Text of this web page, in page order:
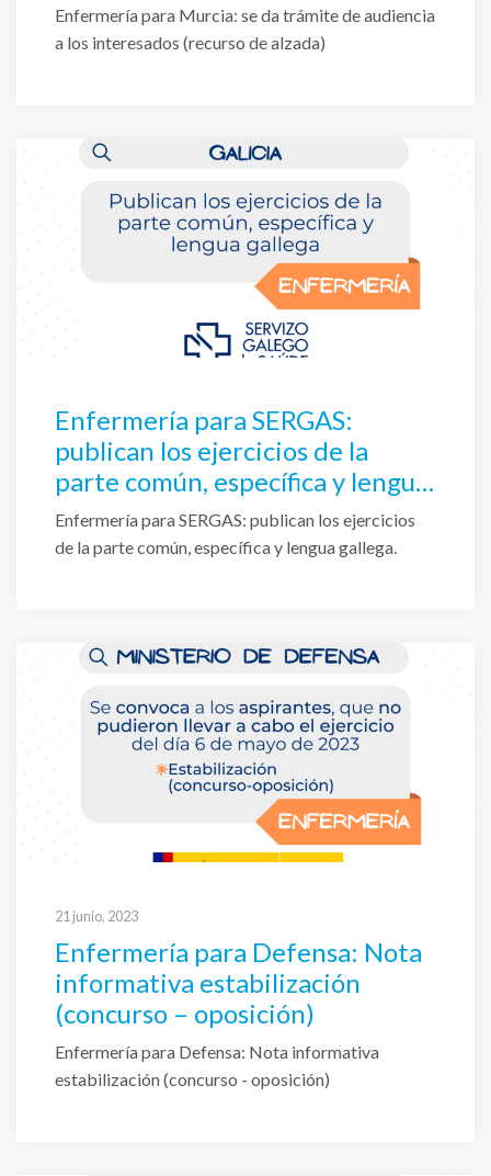
Enfermería para Murcia: se da trámite de audiencia
a los interesados (recurso de alzada)
Enfermería para SERGAS:
publican los ejercicios de la
parte común, específica y lengua
gallega
Enfermería para SERGAS: publican los ejercicios
de la parte común, específica y lengua gallega.
21 junio, 2023
Enfermería para Defensa: Nota
informativa estabilización
(concurso – oposición)
Enfermería para Defensa: Nota informativa
estabilización (concurso - oposición)